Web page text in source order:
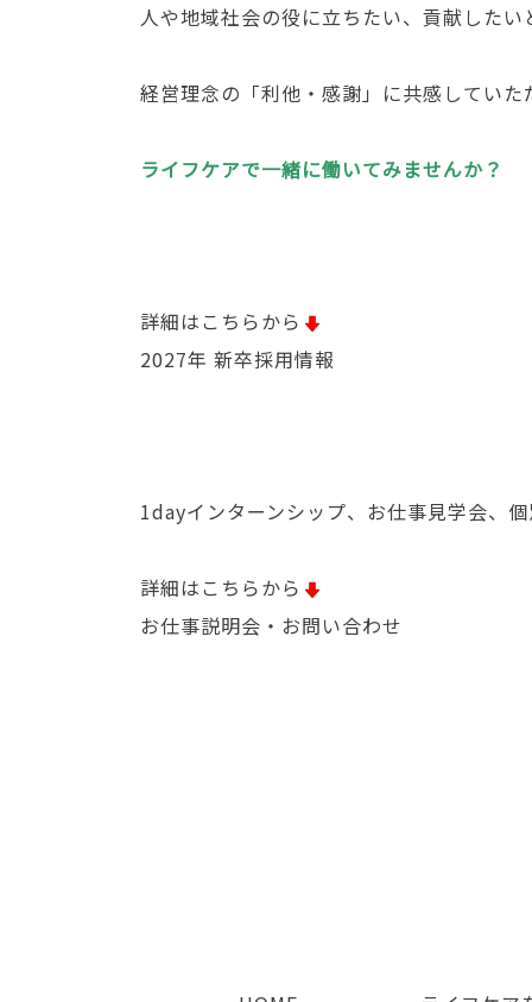
人や地域社会の役に立ちたい、貢献した
経営理念の「利他・感謝」に共感してい
ライフケアで一緒に働いてみませんか？
詳細はこちらから
2027年 新卒採用情報
1dayインターンシップ、お仕事見学会、
詳細はこちらから
お仕事説明会・お問い合わせ